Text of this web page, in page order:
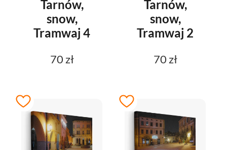
Tarnów,
snow,
Tramwaj 4
70 zł
Tarnów,
snow,
Tramwaj 2
70 zł